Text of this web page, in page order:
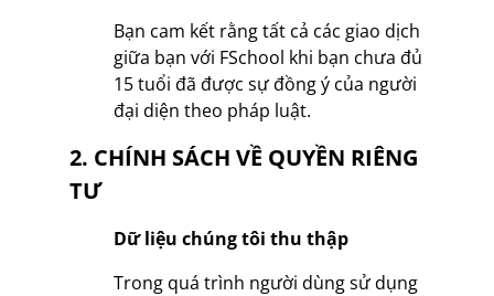
Bạn cam kết rằng tất cả các giao dịch
giữa bạn với FSchool khi bạn chưa đủ
15 tuổi đã được sự đồng ý của người
đại diện theo pháp luật.
2. CHÍNH SÁCH VỀ QUYỀN RIÊNG
TƯ
Dữ liệu chúng tôi thu thập
Trong quá trình người dùng sử dụng